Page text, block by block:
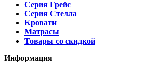
Серия Грейс
Серия Стелла
Кровати
Матрасы
Товары со скидкой
Информация